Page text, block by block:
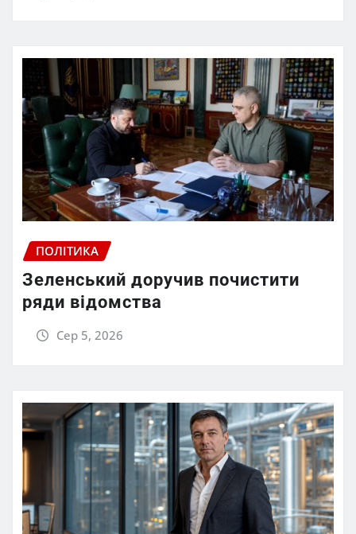
ПОЛІТИКА
Зеленський доручив почистити
ряди відомства
Сер 5, 2026